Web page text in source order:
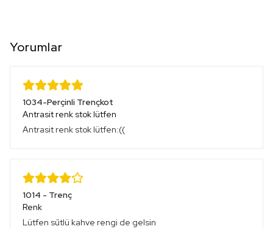
Yorumlar
1034-Perçinli Trençkot
Antrasit renk stok lütfen
Antrasit renk stok lütfen:((
1014 - Trenç
Renk
Lütfen sűtlü kahve rengi de gelsin